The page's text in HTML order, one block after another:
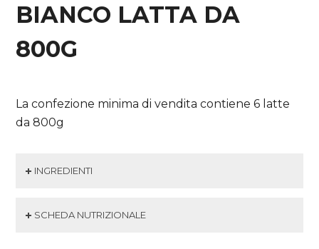
BIANCO LATTA DA
800G
La confezione minima di vendita contiene 6 latte
da 800g
INGREDIENTI
SCHEDA NUTRIZIONALE